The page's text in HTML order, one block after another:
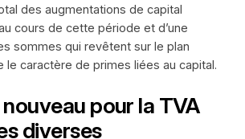
des augmentations de capital
cours de cette période et d’une
sommes qui revêtent sur le plan
le caractère de primes liées au capital.
pour la TVA
diverses